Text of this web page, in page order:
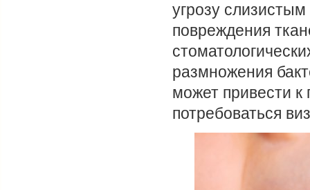
угрозу
повреждения
размножения
может привести к
потребоваться